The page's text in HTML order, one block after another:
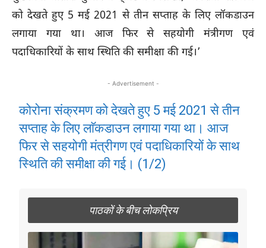
को देखते हुए 5 मई 2021 से तीन सप्ताह के लिए लॉकडाउन
लगाया गया था। आज फिर से सहयोगी मंत्रीगण एवं
पदाधिकारियों के साथ स्थिति की समीक्षा की गई।’
- Advertisement -
कोरोना संक्रमण को देखते हुए 5 मई 2021 से तीन
सप्ताह के लिए लाॅकडाउन लगाया गया था। आज
फिर से सहयोगी मंत्रीगण एवं पदाधिकारियों के साथ
स्थिति की समीक्षा की गई। (1/2)
पाठकों के बीच लोकप्रिय